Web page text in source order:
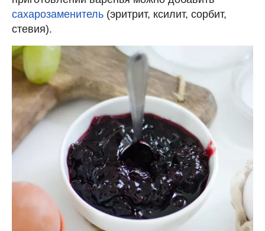
сахарозаменитель (эритрит, ксилит, сорбит,
стевия).